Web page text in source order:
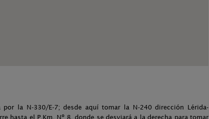
la N-330/E-7; desde aquí tomar la N-240 dirección Lérida-
hasta el P.Km. Nº 8, donde se desviará a la derecha para tomar